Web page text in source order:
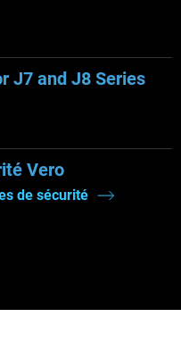
J7 and J8 Series
Vero
de sécurité